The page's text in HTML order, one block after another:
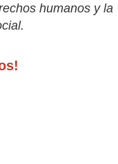
humanos y la